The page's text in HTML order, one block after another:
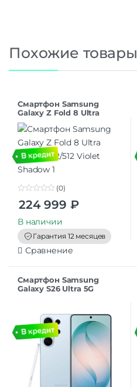
Похожие товары
Смартфон Samsung
Galaxy Z Fold 8 Ultra
(F976B) 12/512 Violet
Shadow
o
t
o
f
5
(0)
224 999 ₽
В наличии
Гарантия 12 месяцев
Сравнение
Смартфон Samsung
Galaxy S26 Ultra 5G